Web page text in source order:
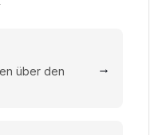
über den
→